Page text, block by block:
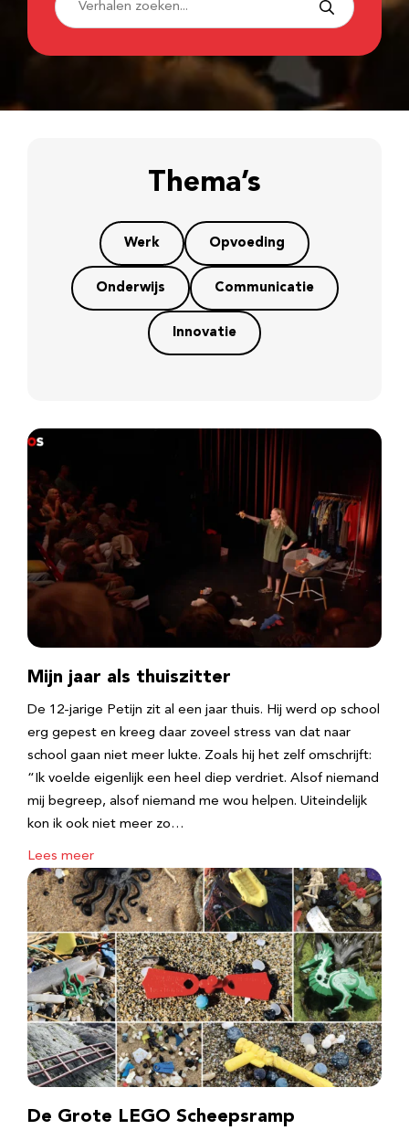
Thema’s
Werk Opvoeding
Onderwijs Communicatie
Innovatie
Mijn jaar als thuiszitter
De 12-jarige Petijn zit al een jaar thuis. Hij werd op school
erg gepest en kreeg daar zoveel stress van dat naar
school gaan niet meer lukte. Zoals hij het zelf omschrijft:
“Ik voelde eigenlijk een heel diep verdriet. Alsof niemand
mij begreep, alsof niemand me wou helpen. Uiteindelijk
kon ik ook niet meer zo…
Lees meer
De Grote LEGO Scheepsramp